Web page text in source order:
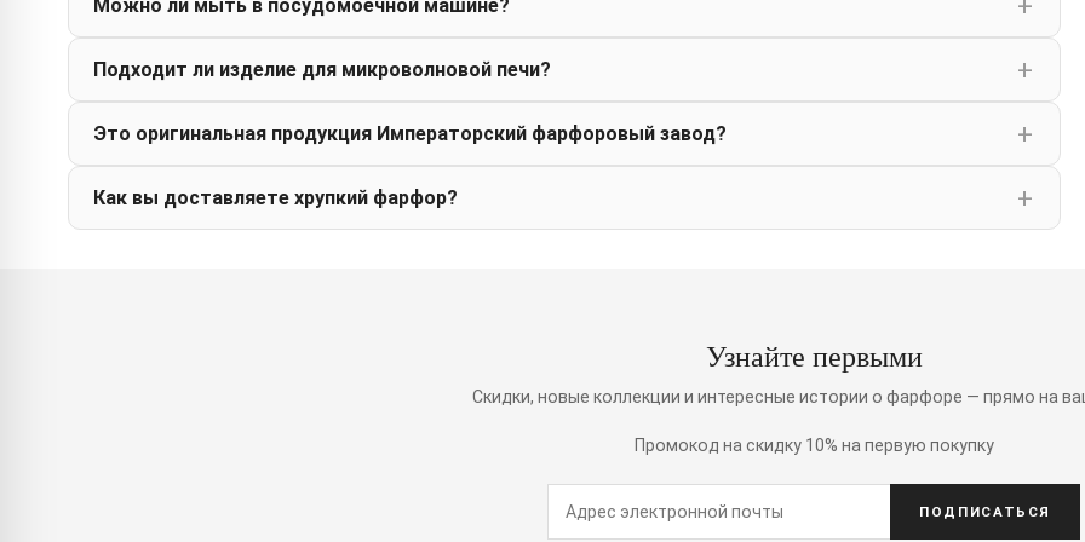
Можно ли мыть в посудомоечной машине?
Подходит ли изделие для микроволновой печи?
Это оригинальная продукция Императорский фарфоровый завод?
Как вы доставляете хрупкий фарфор?
Узнайте первыми
Скидки, новые коллекции и интересные истории о фарфоре — прямо на
Промокод на скидку 10% на первую покупку
ПОДПИСАТЬСЯ